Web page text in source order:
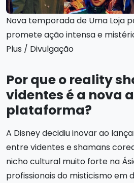
Nova temporada de Uma Loja
promete ação intensa e
Plus / Divulgação
Por que o reality
videntes é a nova
plataforma?
A Disney decidiu inovar ao
entre videntes e shamans
nicho cultural muito forte na
profissionais do misticismo em